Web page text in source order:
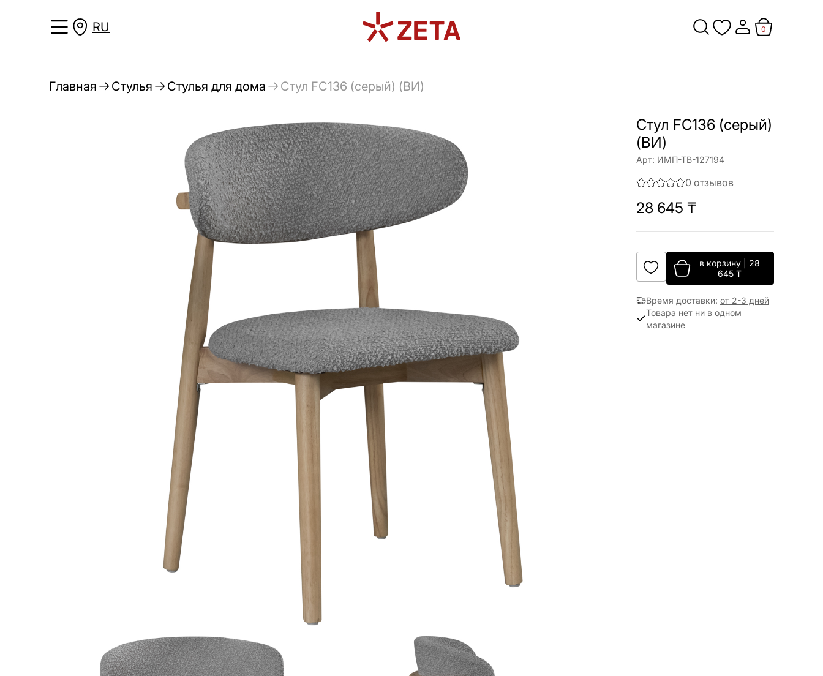
RU 0
Главная Стулья Стулья для дома Cтул FC136 (серый) (ВИ)
Cтул FC136 (серый)
(ВИ)
Арт: ИМП-ТВ-127194
0 отзывов
28 645 ₸
в корзину
28
645 ₸
Время доставки: от 2-3 дней
Товара нет ни в одном
магазине